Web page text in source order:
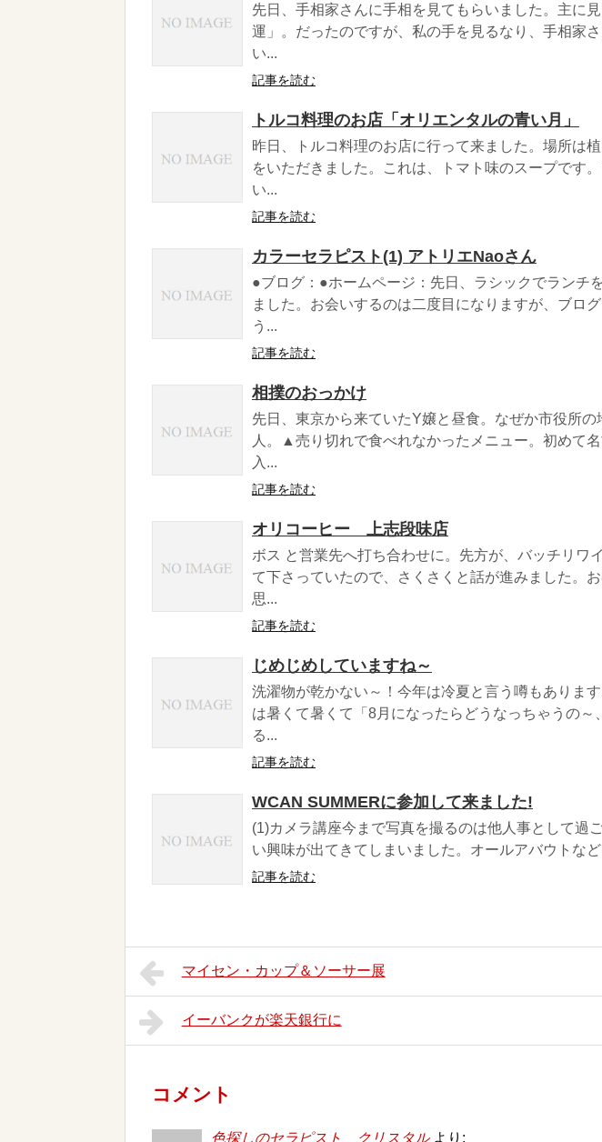
先日、手相家さんに手相を見てもらいました。主に
運」。だったのですが、私の手を見るなり、手相家
い...
記事を読む
トルコ料理のお店「オリエンタルの青い月」
昨日、トルコ料理のお店に行って来ました。場所は
をいただきました。これは、トマト味のスープです
い...
記事を読む
カラーセラピスト(1) アトリエNaoさん
●ブログ：●ホームページ：先日、ラシックでランチ
ました。お会いするのは二度目になりますが、ブロ
う...
記事を読む
相撲のおっかけ
先日、東京から来ていたY嬢と昼食。なぜか市役所
人。▲売り切れで食べれなかったメニュー。初めて
入...
記事を読む
オリコーヒー 上志段味店
ボス と営業先へ打ち合わせに。先方が、バッチリワ
て下さっていたので、さくさくと話が進みました。
思...
記事を読む
じめじめしていますね～
洗濯物が乾かない～！今年は冷夏と言う噂もありま
は暑くて暑くて「8月になったらどうなっちゃうの～
る...
記事を読む
WCAN SUMMERに参加して来ました!
(1)カメラ講座今まで写真を撮るのは他人事として過
い興味が出てきてしまいました。オールアバウトな
記事を読む
マイセン・カップ＆ソーサー展
イーバンクが楽天銀行に
コメント
色探しのセラピスト クリスタル より: